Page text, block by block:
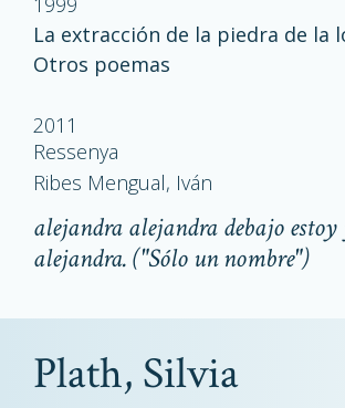
La extracción de la piedra de la
Otros poemas
2011
Ressenya
Ribes Mengual, Iván
alejandra alejandra debajo
alejandra. ("Sólo un nombre")
Plath, Silvia